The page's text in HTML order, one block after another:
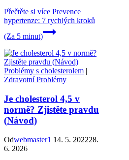
Přečtěte si více Prevence
hypertenze: 7 rychlých kroků
(Za 5 minut)
Problémy s cholesterolem |
Zdravotní Problémy
Je cholesterol 4,5 v
normě? Zjistěte pravdu
(Návod)
Odwebmaster1 14. 5. 202228.
6. 2026